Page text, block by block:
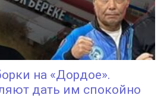
на «Дордое».
дать им спокойно